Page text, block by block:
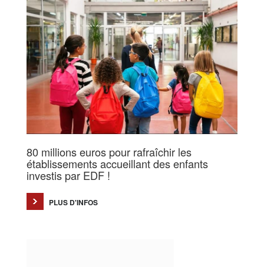
80 millions euros pour rafraîchir les
établissements accueillant des enfants
investis par EDF !
PLUS D'INFOS